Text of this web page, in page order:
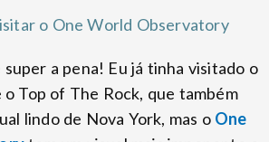
o One World Observatory
super a pena! Eu já tinha visitado o
o Top of The Rock, que também
lindo de Nova York, mas o One